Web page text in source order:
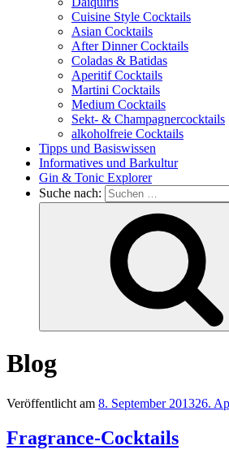
Cuisine Style Cocktails
Asian Cocktails
After Dinner Cocktails
Coladas & Batidas
Aperitif Cocktails
Martini Cocktails
Medium Cocktails
Sekt- & Champagnercocktails
alkoholfreie Cocktails
Tipps und Basiswissen
Informatives und Barkultur
Gin & Tonic Explorer
Suche nach:
Blog
Veröffentlicht am 8. September 201326.
Fragrance-Cocktails